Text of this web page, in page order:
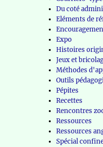
Du coté
Eléments de
Expo
Histoires
Jeux et
Méthodes
Outils
Pépites
Recettes
Rencontres
Ressources
Ressources
Spécial